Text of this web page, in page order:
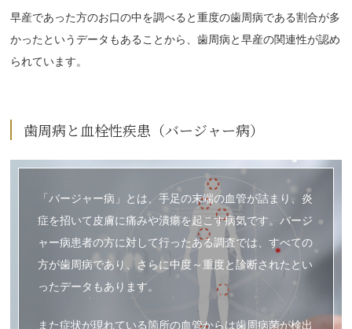
早産であった方のお口の中を調べると重度の歯周病である割合が多
かったというデータもあることから、歯周病と早産の関連性が認め
られています。
歯周病と血栓性疾患（バージャー病）
「バージャー病」とは、手足の末端の血管が詰まり、炎
症を招いて皮膚に痛みや潰瘍を起こす病気です。バージ
ャー病患者の方に対して行ったある調査では、すべての
方が歯周病であり、さらに中度～重度と診断されたとい
ったデータもあります。
また症状が現れている箇所の血管からは歯周病菌が検出